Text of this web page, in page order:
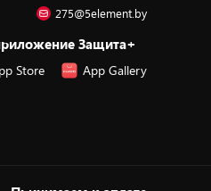
275@5element.by
Защита+
Store App Gallery